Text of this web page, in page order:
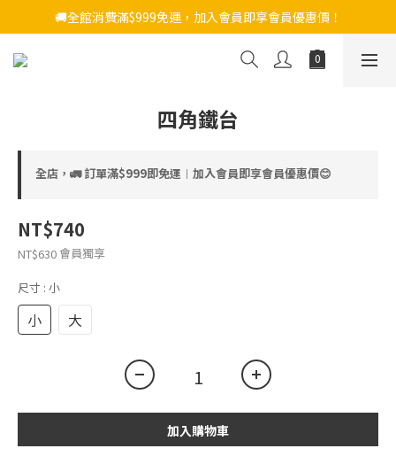
🚚全館消費滿$999免運，加入會員即享會員優惠價！
四角鐵台
全店，🚛 訂單滿$999即免運︱加入會員即享會員優惠價😊
NT$740
NT$630會員獨享
尺寸 : 小
小 大
加入購物車